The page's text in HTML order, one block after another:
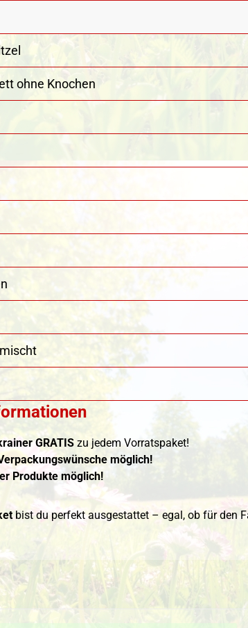
ohne Knochen
GRATIS zu jedem Vorratspaket!
möglich!
Produkte möglich!
bist du perfekt ausgestattet – egal, ob für den